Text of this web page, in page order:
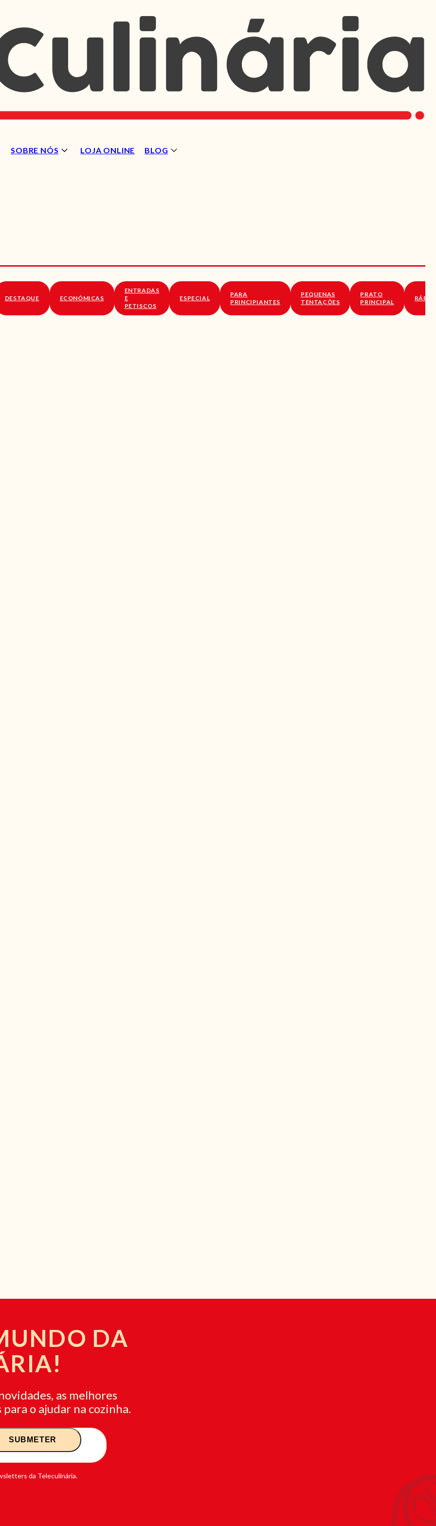
SOBRE NÓS LOJA ONLINE BLOG
SOBRE NÓS
DESTAQUE ECONÓMICAS
ENTRADAS
E
PETISCOS
ESPECIAL
PARA
PRINCIPIANTES
PEQUENAS
TENTAÇÕES
PRATO
PRINCIPAL
DA
as melhores
o ajudar na cozinha.
da Teleculinária.